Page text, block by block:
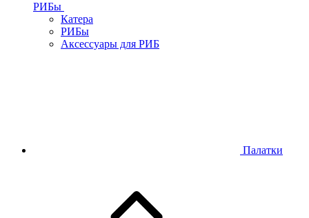
РИБы
Катера
РИБы
Аксессуары для РИБ
Палатки